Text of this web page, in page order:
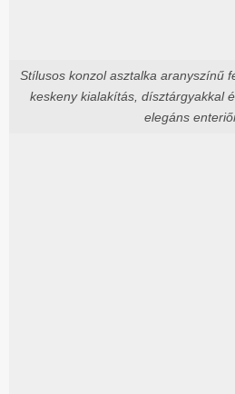
Stílusos konzol asztalka aranyszínű
keskeny kialakítás, dísztárgyakkal
elegáns